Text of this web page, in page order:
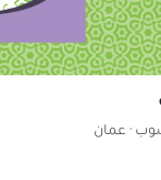
· عمان